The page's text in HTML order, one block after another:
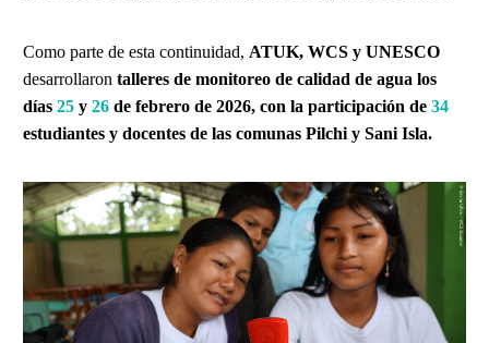
Como parte de esta continuidad, ATUK, WCS y UNESCO
desarrollaron talleres de monitoreo de calidad de agua los
días 25 y 26 de febrero de 2026, con la participación de 34
estudiantes y docentes de las comunas Pilchi y Sani Isla.